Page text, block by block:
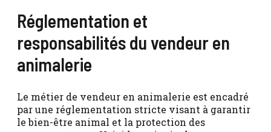
Réglementation et
responsabilités du vendeur en
animalerie
Le métier de vendeur en animalerie est encadré
par une réglementation stricte visant à garantir
le bien-être animal et la protection des